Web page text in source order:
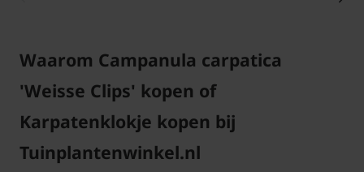
Veelgestelde vragen over Campanula
Wanneer verschijnen de helderwitte
bloemen?
De witte bloemen van de Campanula carpatica
'Weisse Clips' verschijnen in juni augustus. Na dat de
mooie witte bloemen zijn uitgebloeid mag u deze
Waarom Campanula carpatica
'Weisse Clips' kopen of
Karpatenklokje kopen bij
Tuinplantenwinkel.nl